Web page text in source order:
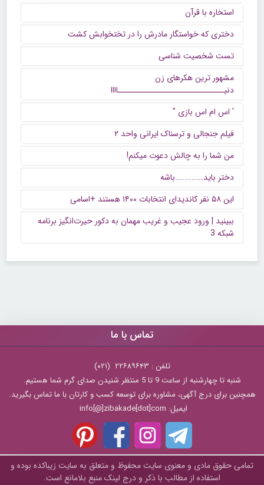
استخاره با قرآن
دختری که خواستگار مادرش را در تختخوابش کشت
تست شخصیت شناسی
مشهور ترین هکرهای زن
دنیــــــــــــــــــــــــــــــاااا
' اس ام اس بازی "
فیلم جنجالی و ترسناک ایرانی واحد ۲
من شما را به چالش دعوت میکنم!
دختر باید............باشه
این ۵۸ نفر کاندیدای انتخابات ۱۴۰۰ هستند +اسامی
ببینید | ورود عجیب و غریب مهمان به دکور حیرت‌انگیز برنامه
شبکه 3
تماس با ما
تلفن : ۲۲۶۸۹۶۴۳ (۰۲۱)
شنبه تا چهارشنبه از ساعت 9 تا 5 منتظر شنیدن صدای گرم شما هستیم.
همچنین برای درج آگهی، مشاوره برای توسعه کسب و کارتان با ما تماس بگیرید.
ایمیل: info[@]zibakade[dot]com
تمامی حقوق مادی و معنوی سایت محفوظ و متعلق به سايت زیباکده بوده و
استفاده از مطالب با ذکر و درج لینک منبع بلامانع است.